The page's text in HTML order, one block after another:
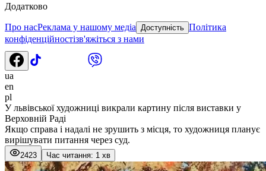
Додатково
Про насРеклама у нашому медіа Доступність Політика
конфіденційностізв'яжіться з нами
ua
en
pl
У львівської художниці викрали картину після виставки у
Верховній Раді
Якщо справа і надалі не зрушить з місця, то художниця планує
вирішувати питання через суд.
2423 Час читання: 1 хв